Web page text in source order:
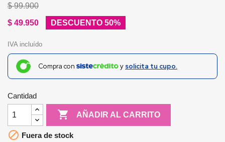
$ 99.900
$ 49.950
DESCUENTO 50%
IVA incluído
Compra con y solicita tu cupo.
Cantidad
 AÑADIR AL CARRITO
 Fuera de stock